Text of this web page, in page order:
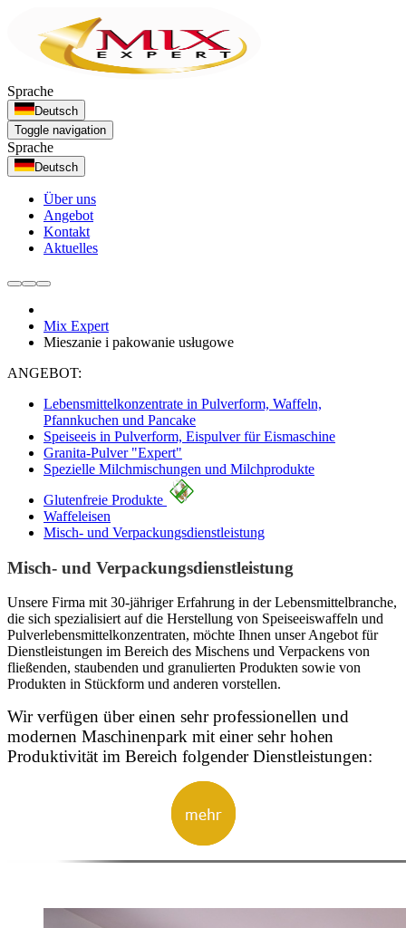
Sprache
Deutsch
Toggle navigation
Sprache
Deutsch
Über uns
Angebot
Kontakt
Aktuelles
Mix Expert
Mieszanie i pakowanie usługowe
ANGEBOT:
Lebensmittelkonzentrate in Pulverform, Waffeln,
Pfannkuchen und Pancake
Speiseeis in Pulverform, Eispulver für Eismaschine
Granita-Pulver "Expert"
Spezielle Milchmischungen und Milchprodukte
Glutenfreie Produkte
Waffeleisen
Misch- und Verpackungsdienstleistung
Misch- und Verpackungsdienstleistung
Unsere Firma mit 30-jähriger Erfahrung in der Lebensmittelbranche,
die sich spezialisiert auf die Herstellung von Speiseeiswaffeln und
Pulverlebensmittelkonzentraten, möchte Ihnen unser Angebot für
Dienstleistungen im Bereich des Mischens und Verpackens von
fließenden, staubenden und granulierten Produkten sowie von
Produkten in Stückform und anderen vorstellen.
Wir verfügen über einen sehr professionellen und
modernen Maschinenpark mit einer sehr hohen
Produktivität im Bereich folgender Dienstleistungen: